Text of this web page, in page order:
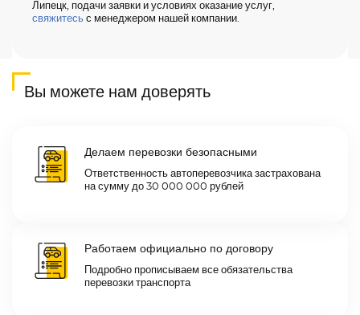
Липецк, подачи заявки и условиях оказание услуг,
свяжитесь с менеджером нашей компании.
Вы можете нам доверять
Делаем перевозки безопасными
Ответственность автоперевозчика застрахована
на сумму до 30 000 000 рублей
Работаем официально по договору
Подробно прописываем все обязательства
перевозки транспорта